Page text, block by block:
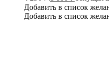
Добавить в список
Добавить в список